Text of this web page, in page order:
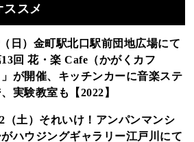
ススメ
日）金町駅北口駅前団地広場にて
13回 花・楽 Cafe（かがくカフ
」が開催、キッチンカーに音楽ステ
実験教室も【2022】
（土）それいけ！アンパンマンシ
がハウジングギャラリー江戸川にて